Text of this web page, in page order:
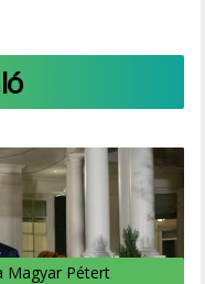
Magyar Pétert